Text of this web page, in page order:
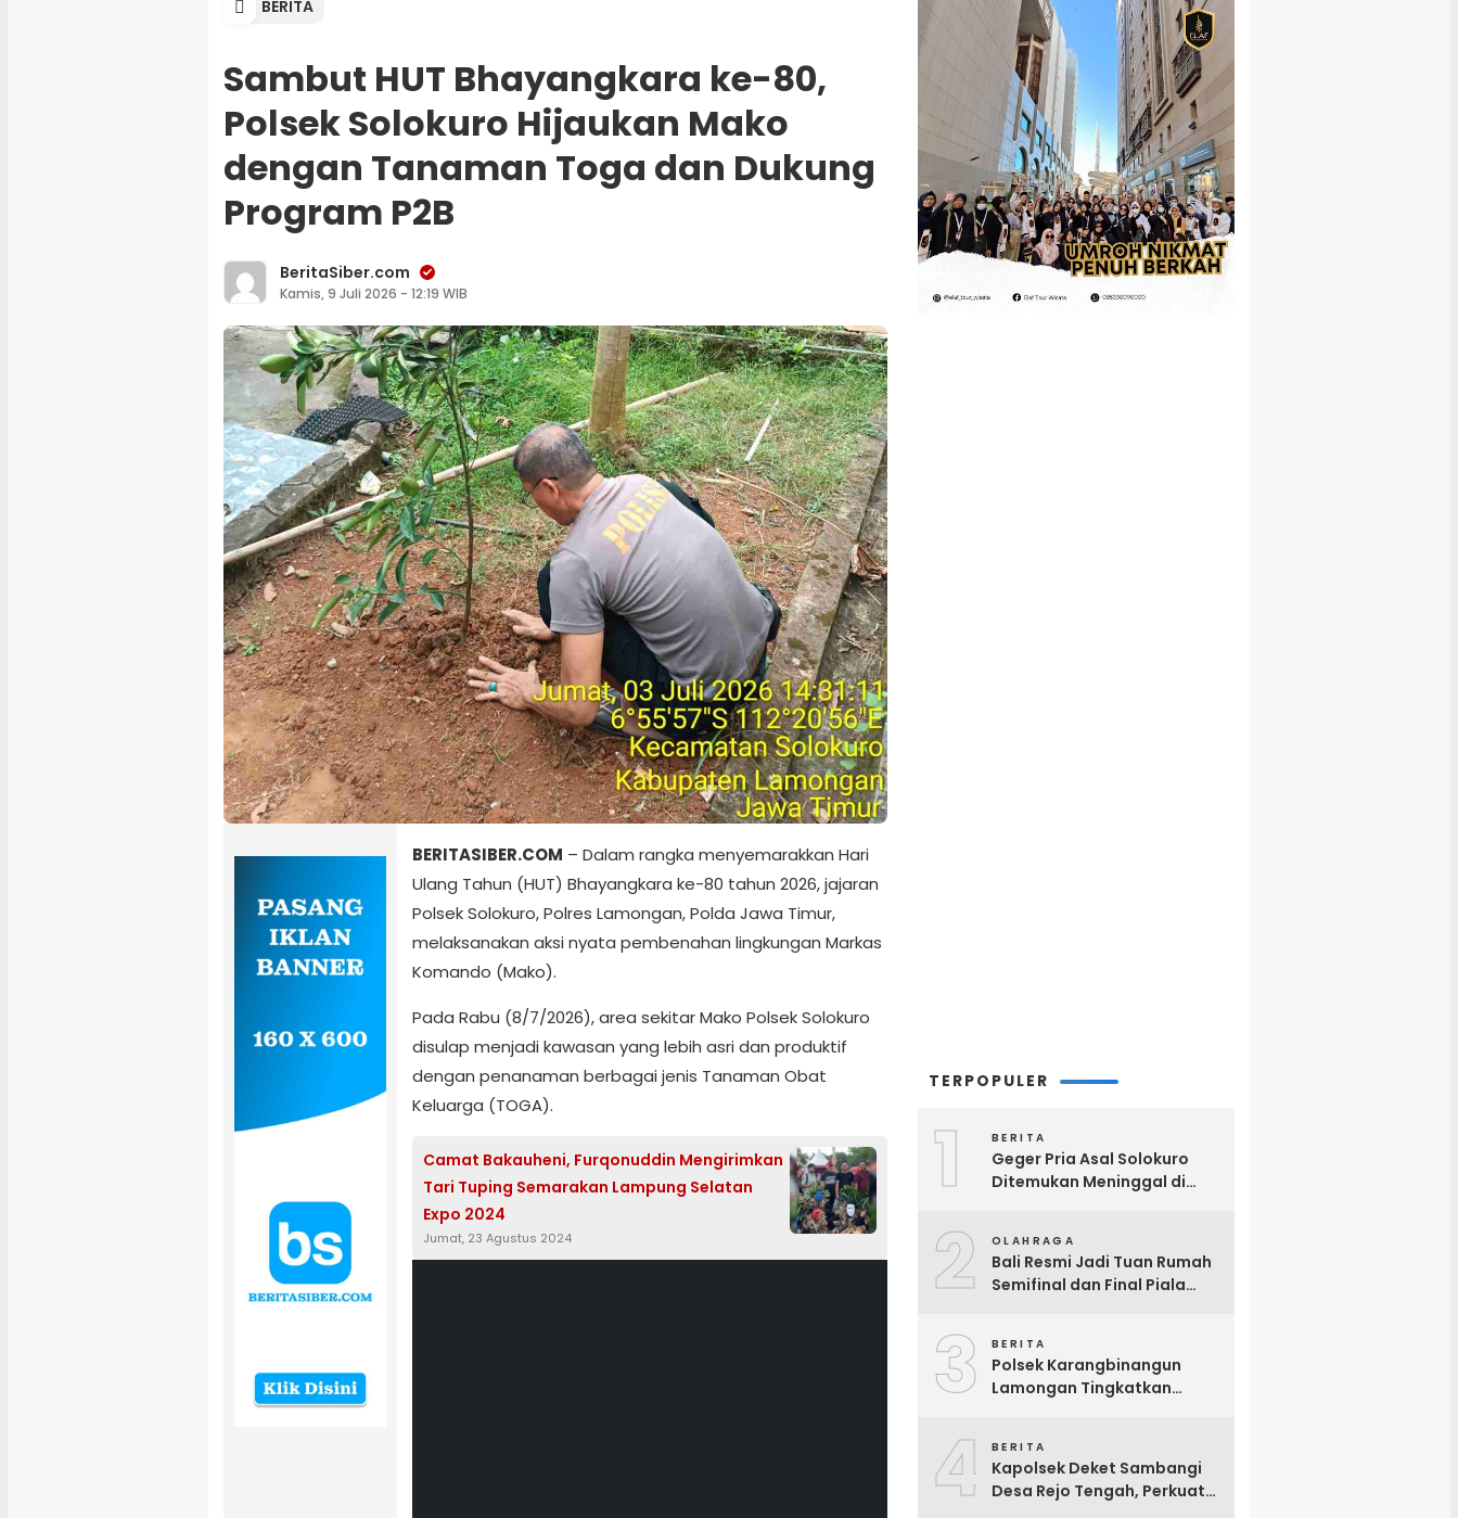
BERITA
Sambut HUT Bhayangkara ke-80,
Polsek Solokuro Hijaukan Mako
dengan Tanaman Toga dan Dukung
Program P2B
BeritaSiber.com
Kamis, 9 Juli 2026 - 12:19 WIB
BERITASIBER.COM – Dalam rangka menyemarakkan Hari
Ulang Tahun (HUT) Bhayangkara ke-80 tahun 2026, jajaran
Polsek Solokuro, Polres Lamongan, Polda Jawa Timur,
melaksanakan aksi nyata pembenahan lingkungan Markas
Komando (Mako).
Pada Rabu (8/7/2026), area sekitar Mako Polsek Solokuro
disulap menjadi kawasan yang lebih asri dan produktif
dengan penanaman berbagai jenis Tanaman Obat
Keluarga (TOGA).
Camat Bakauheni, Furqonuddin Mengirimkan
Tari Tuping Semarakan Lampung Selatan
Expo 2024
Jumat, 23 Agustus 2024
TERPOPULER
1 BERITA
Geger Pria Asal Solokuro
Ditemukan Meninggal di
2 OLAHRAGA
Bali Resmi Jadi Tuan Rumah
Semifinal dan Final Piala
3 BERITA
Polsek Karangbinangun
Lamongan Tingkatkan
Pencurian Mesin Diesel
4 BERITA
Kapolsek Deket Sambangi
Desa Rejo Tengah, Perkuat